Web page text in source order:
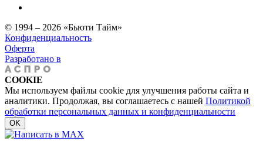
© 1994 – 2026 «Бьюти Тайм»
Конфиденциальность
Оферта
Разработано в
COOKIE
Мы используем файлы cookie для улучшения работы сайта и
аналитики. Продолжая, вы соглашаетесь с нашей Политикой
обработки персональных данных и конфиденциальности
OK